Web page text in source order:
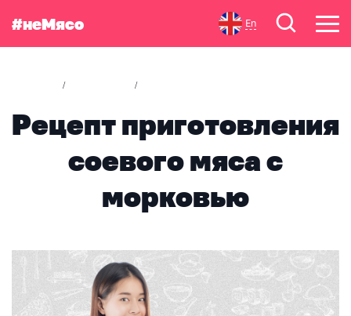
#неМясо En
/ /
Рецепт приготовления
соевого мяса с
морковью